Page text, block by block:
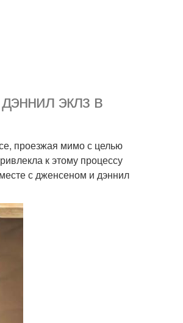
эклз в
проезжая мимо с целью
к этому процессу
с дженсеном и дэннил